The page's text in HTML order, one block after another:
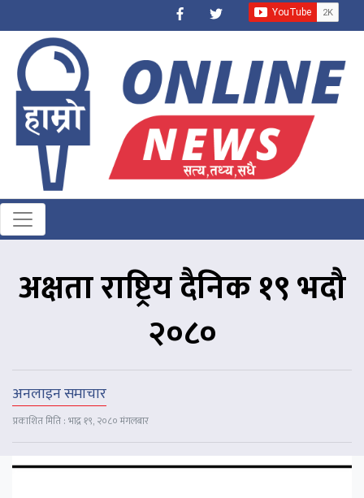
अक्षता राष्ट्रिय दैनिक १९ भदौ
२०८०
अनलाइन समाचार
प्रकाशित मिति : भाद्र १९, २०८० मंगलबार